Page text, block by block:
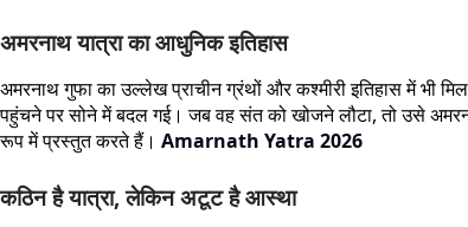
अमरनाथ यात्रा का आधुनिक इतिहास
अमरनाथ गुफा का उल्लेख प्राचीन ग्रंथों और कश्मीरी इतिहास में भी
पहुंचने पर सोने में बदल गई। जब वह संत को खोजने लौटा, तो उसे
रूप में प्रस्तुत करते हैं। Amarnath Yatra 2026
कठिन है यात्रा, लेकिन अटूट है आस्था